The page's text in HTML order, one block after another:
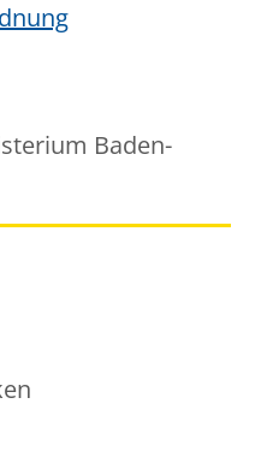
Baden-